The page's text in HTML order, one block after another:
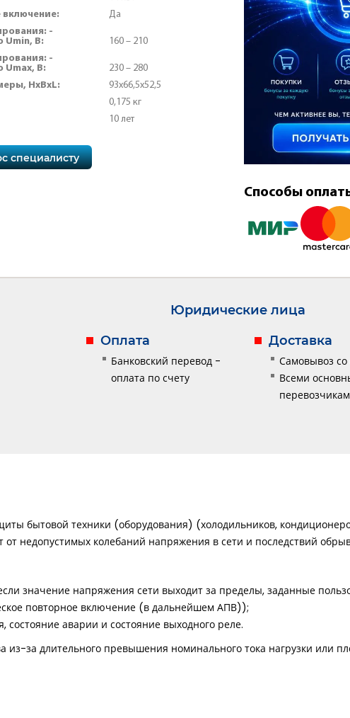
Да
-
Umin, В:
160 – 210
-
Umах, В:
230 – 280
HхBхL: 93х66,5х52,5
0,175 кг
10 лет
специалисту
Способы
Юридические лица
Оплата
Банковский перевод -
оплата по счету
Доставка
Самовывоз со
Всеми
бытовой техники (оборудования) (холодильников,
недопустимых колебаний напряжения в сети и последствий
значение напряжения сети выходит за пределы, заданные
повторное включение (в дальнейшем АПВ));
аварии и состояние выходного реле.
за длительного превышения номинального тока нагрузки или